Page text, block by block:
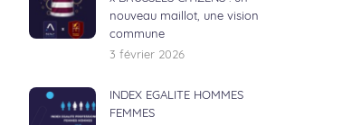
nouveau maillot, une vision
commune
3 février 2026
INDEX EGALITE HOMMES
FEMMES